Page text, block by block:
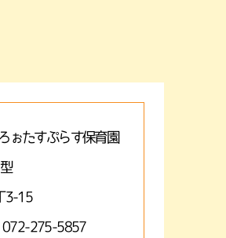
ぉたすぷらす保育園
3-15
275-5857